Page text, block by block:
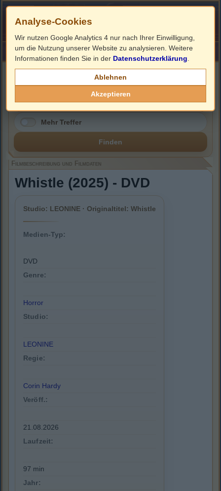
HOME ImpressumLinks
Filmbeschreibung, Cover & DVD Infos
Mehr Treffer
Finden
Filmbeschreibung und Filmdaten
Whistle (2025) - DVD
Studio: LEONINE · Originaltitel: Whistle
Medien-Typ:
DVD
Genre:
Horror
Studio:
LEONINE
Regie:
Corin Hardy
Veröff.:
21.08.2026
Laufzeit:
97 min
Jahr:
Analyse-Cookies
Wir nutzen Google Analytics 4 nur nach Ihrer Einwilligung,
um die Nutzung unserer Website zu analysieren. Weitere
Informationen finden Sie in der Datenschutzerklärung
Ablehnen
Akzeptieren